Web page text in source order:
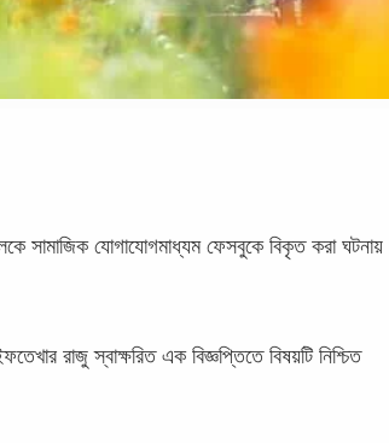
সামাজিক যোগাযোগমাধ্যম ফেসবুকে বিকৃত করা ঘটনায়
রাজু স্বাক্ষরিত এক বিজ্ঞপ্তিতে বিষয়টি নিশ্চিত